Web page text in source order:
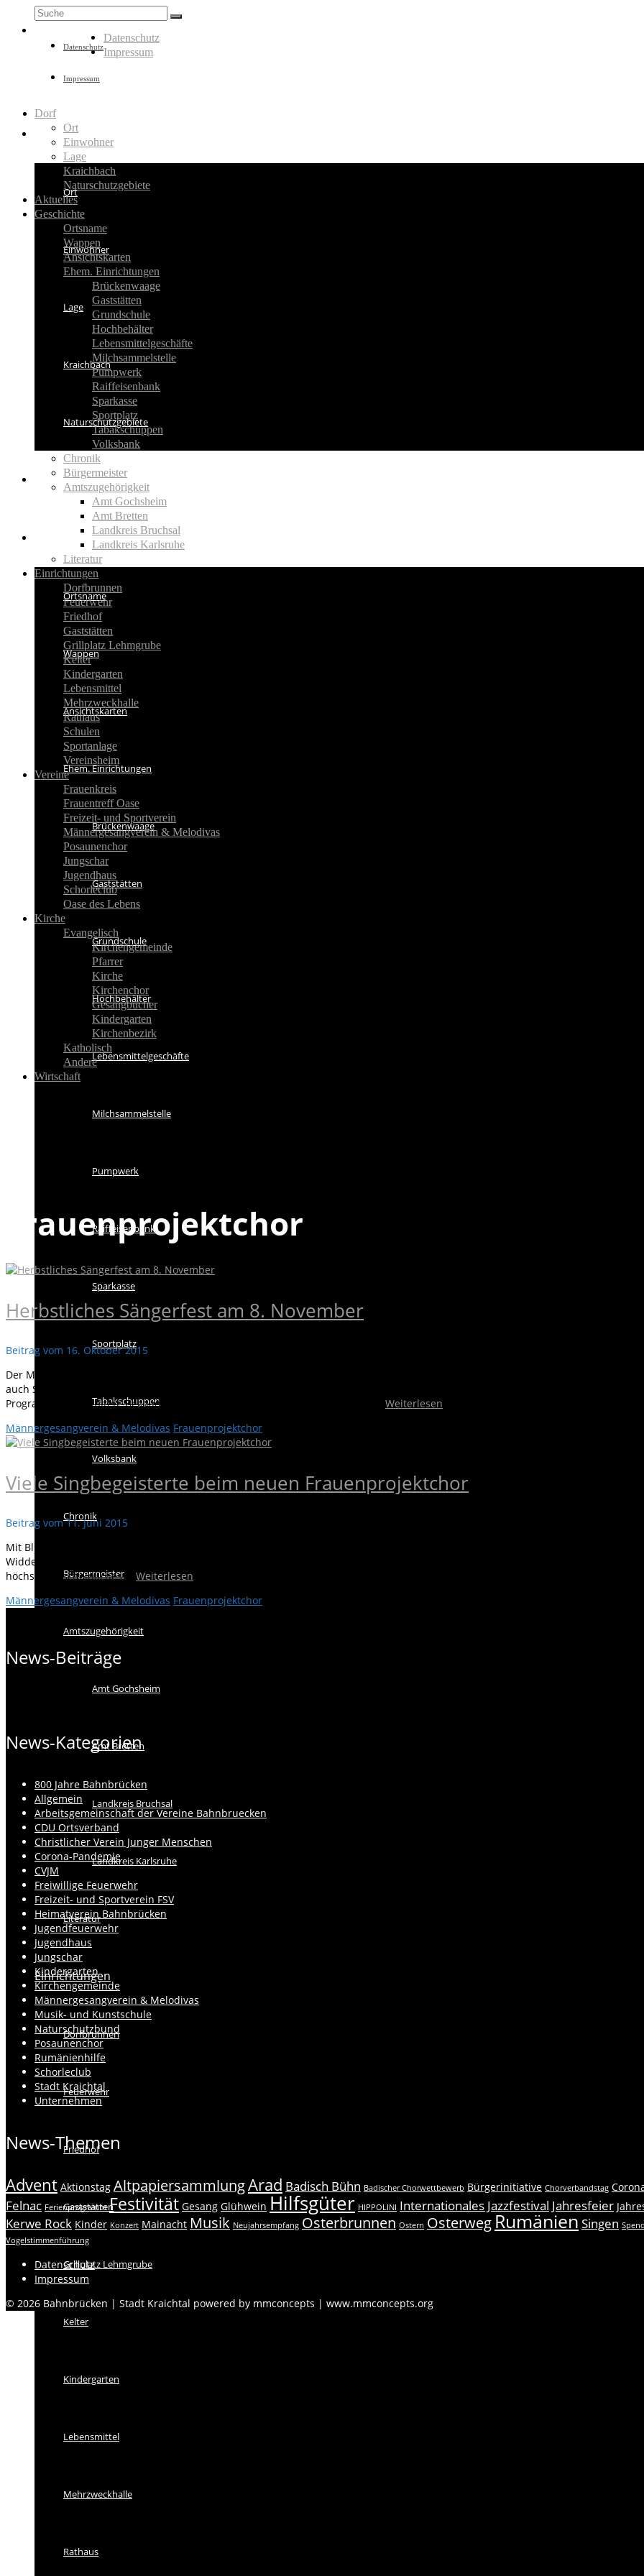
Suche
Datenschutz
Impressum
Datenschutz
Impressum
Dorf
Ort
Einwohner
Lage
Kraichbach
Naturschutzgebiete
Aktuelles
Geschichte
Ortsname
Wappen
Ansichtskarten
Ehem. Einrichtungen
Brückenwaage
Gaststätten
Grundschule
Hochbehälter
Lebensmittelgeschäfte
Milchsammelstelle
Pumpwerk
Raiffeisenbank
Sparkasse
Sportplatz
Tabakschuppen
Volksbank
Chronik
Bürgermeister
Amtszugehörigkeit
Amt Gochsheim
Amt Bretten
Landkreis Bruchsal
Landkreis Karlsruhe
Literatur
Einrichtungen
Dorfbrunnen
Feuerwehr
Friedhof
Gaststätten
Grillplatz Lehmgrube
Kelter
Kindergarten
Lebensmittel
Mehrzweckhalle
Rathaus
Dorf
Ort
Einwohner
Lage
Kraichbach
Naturschutzgebiete
Aktuelles
Geschichte
Ortsname
Wappen
Ansichtskarten
Ehem. Einrichtungen
Brückenwaage
Gaststätten
Grundschule
Hochbehälter
Lebensmittelgeschäfte
Milchsammelstelle
Pumpwerk
Raiffeisenbank
Sparkasse
Sportplatz
Tabakschuppen
Volksbank
Chronik
Bürgermeister
Amtszugehörigkeit
Amt Gochsheim
Amt Bretten
Landkreis Bruchsal
Landkreis Karlsruhe
Literatur
Einrichtungen
Dorfbrunnen
Feuerwehr
Friedhof
Gaststätten
Grillplatz Lehmgrube
Kelter
Kindergarten
Lebensmittel
Mehrzweckhalle
Rathaus
Schulen
Sportanlage
Vereinsheim
Vereine
Frauenkreis
Frauentreff Oase
Freizeit- und Sportverein
Männergesangverein & Melodivas
Posaunenchor
Jungschar
Jugendhaus
Schorleclub
Oase des Lebens
Kirche
Evangelisch
Kirchengemeinde
Pfarrer
Kirche
Kirchenchor
Gesangbücher
Kindergarten
Kirchenbezirk
Katholisch
Andere
Wirtschaft
Frauenprojektchor
Herbstliches Sängerfest am 8. November
Beitrag vom 16. Oktober 2015
Der Männergesangverein Bahnbrücken veranstaltet am 8. November 2015, um 10:30 Uhr in der Mehrzweckhalle Bahnbrücken ein
auch Sänger/innen der Gastchöre aus Landshausen, Gochsheim, Bauerbach, Mühlbach, Ochsenburg, Zaisenhausen, Kürnbach,
Programm mitgestalten. Besonders gespannt dürfen die Besucher auch auf … Weiterlesen
Männergesangverein & Melodivas Frauenprojektchor
Viele Singbegeisterte beim neuen Frauenprojektchor
Beitrag vom11. Juni 2015
Mit Blick in die Zukunft und dem Wagnis etwas ganz Neues auszuprobieren, möchte der MGV Bahnbrücken zum
Widdermann aufgegriffen einen Frauenprojektchor ins Leben zu rufen, um sangesbegeisterten Frauen und Jugendlichen Mädchen
höchstwahrscheinliches … Weiterlesen
Männergesangverein & Melodivas Frauenprojektchor
News-Beiträge
News-Kategorien
800 Jahre Bahnbrücken
Allgemein
Arbeitsgemeinschaft der Vereine Bahnbruecken
CDU Ortsverband
Christlicher Verein Junger Menschen
Corona-Pandemie
CVJM
Freiwillige Feuerwehr
Freizeit- und Sportverein FSV
Heimatverein Bahnbrücken
Jugendfeuerwehr
Jugendhaus
Jungschar
Kindergarten
Kirchengemeinde
Männergesangverein & Melodivas
Musik- und Kunstschule
Naturschutzbund
Posaunenchor
Rumänienhilfe
Schorleclub
Stadt Kraichtal
Unternehmen
News-Themen
Advent Aktionstag AltpapiersammlungArad Badisch Bühn Badischer Chorwettbewerb Bürgerinitiative Chorverbandstag
Felnac Ferienprogramm Festivität Gesang Glühwein Hilfsgüter HIPPOLINI Internationales Jazzfestival Jahresfeier
Kerwe Rock Kinder Konzert Mainacht Musik Neujahrsempfang Osterbrunnen Ostern Osterweg Rumänien Singen
Vogelstimmenführung
Datenschutz
Impressum
© 2026 Bahnbrücken | Stadt Kraichtal powered by mmconcepts | www.mmconcepts.org